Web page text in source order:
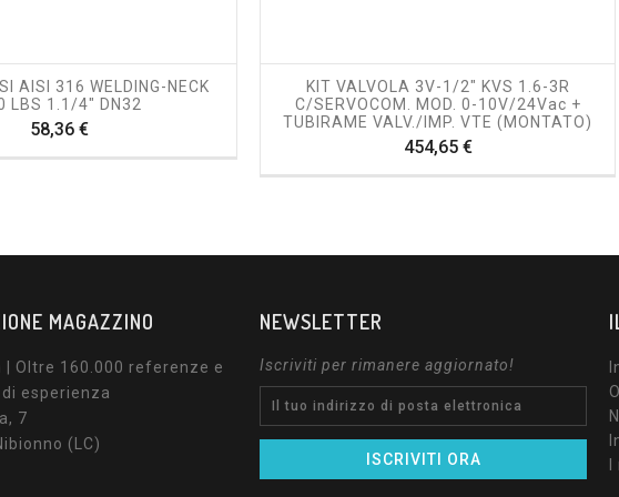
AISI 316 WELDING-NECK
LBS 1.1/4" DN32
58,36 €Prezzo
KIT VALVOLA 3V-1/2" KVS 1.6-3R
C/SERVOCOM. MOD. 0-10V/24Vac +
TUBIRAME VALV./IMP. VTE (MONTATO)
454,65 €Prezzo
MAGAZZINO
| Oltre 160.000 referenze e
esperienza
7
(LC)
NEWSLETTER
Iscriviti per rimanere aggiornato!